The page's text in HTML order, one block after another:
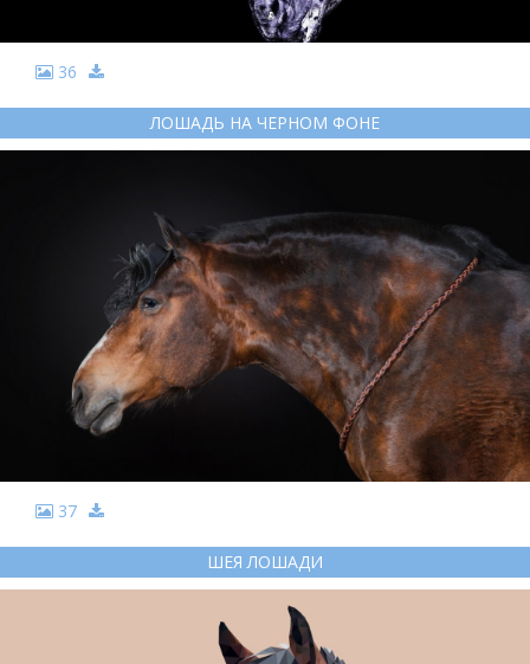
36
ЛОШАДЬ НА ЧЕРНОМ ФОНЕ
37
ШЕЯ ЛОШАДИ